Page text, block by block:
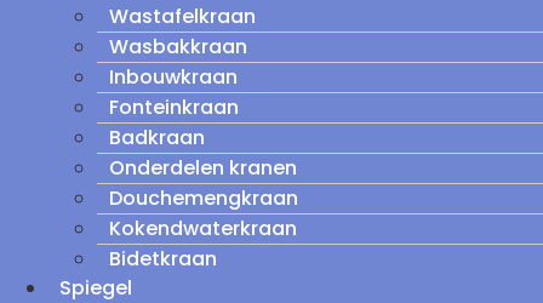
Wastafelkraan
Wasbakkraan
Inbouwkraan
Fonteinkraan
Badkraan
Onderdelen kranen
Douchemengkraan
Kokendwaterkraan
Bidetkraan
Spiegel